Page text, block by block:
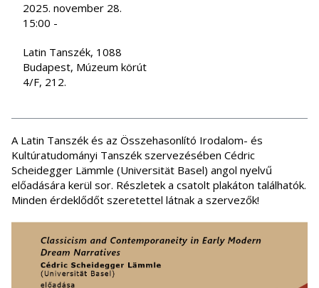
2025. november 28.
15:00 -
Latin Tanszék, 1088
Budapest, Múzeum körút
4/F, 212.
A Latin Tanszék és az Összehasonlító Irodalom- és
Kultúratudományi Tanszék szervezésében Cédric
Scheidegger Lämmle (Universität Basel) angol nyelvű
előadására kerül sor. Részletek a csatolt plakáton találhatók.
Minden érdeklődőt szeretettel látnak a szervezők!